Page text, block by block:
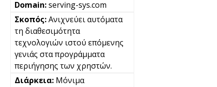
serving-sys.com
Ανιχνεύει αυτόματα
τη διαθεσιμότητα
τεχνολογιών ιστού επόμενης
γενιάς στα προγράμματα
περιήγησης των χρηστών.
Μόνιμα